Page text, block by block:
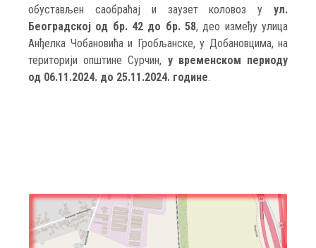
обустављен саобраћај и заузет коловоз у ул.
Београдској од бр. 42 до бр. 58, део између улица
Анђелка Чобановића и Гробљанске, у Добановцима, на
територији општине Сурчин, у временском периоду
од 06.11.2024. до 25.11.2024. године.